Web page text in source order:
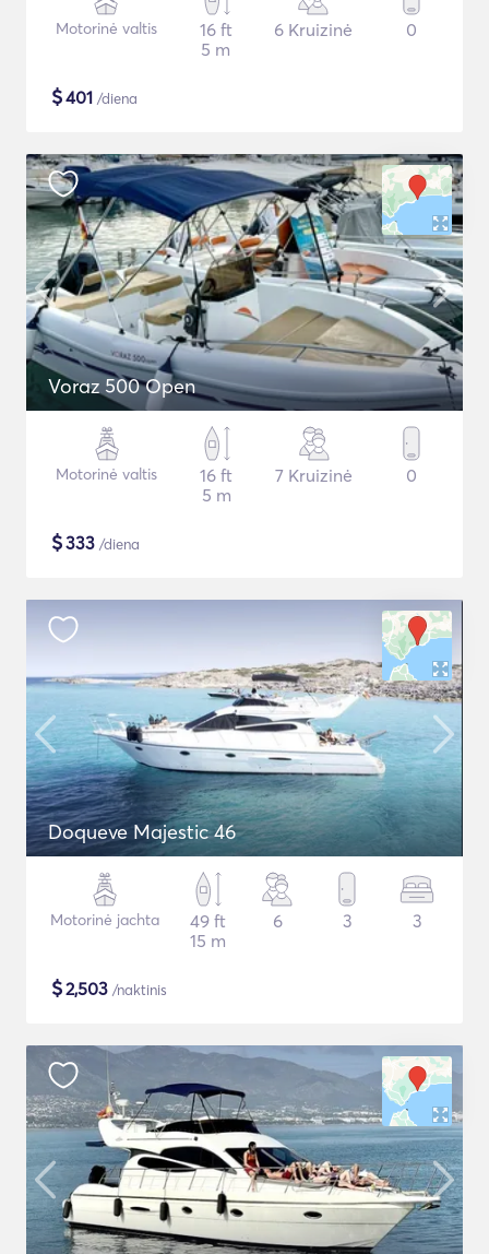
Motorinė valtis
16 ft
5 m
6 Kruizinė 0
$401 /diena
Voraz 500 Open
Motorinė valtis
16 ft
5 m
7 Kruizinė 0
$333 /diena
Doqueve Majestic 46
Motorinė jachta
49 ft
15 m
6 3 3
$2,503 /naktinis